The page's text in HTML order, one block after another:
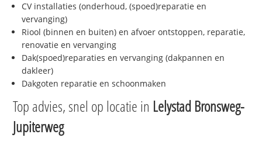
CV installaties (onderhoud, (spoed)reparatie en
vervanging)
Riool (binnen en buiten) en afvoer ontstoppen, reparatie,
renovatie en vervanging
Dak(spoed)reparaties en vervanging (dakpannen en
dakleer)
Dakgoten reparatie en schoonmaken
Top advies, snel op locatie in Lelystad Bronsweg-
Jupiterweg